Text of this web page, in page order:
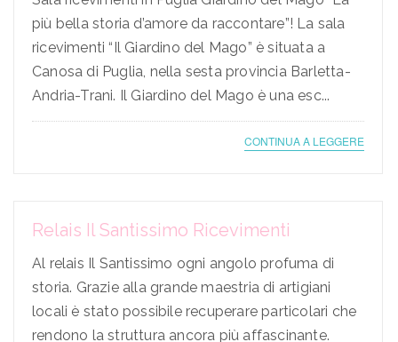
più bella storia d’amore da raccontare”! La sala
ricevimenti “Il Giardino del Mago” è situata a
Canosa di Puglia, nella sesta provincia Barletta-
Andria-Trani. Il Giardino del Mago è una esc...
CONTINUA A LEGGERE
Relais Il Santissimo Ricevimenti
Al relais Il Santissimo ogni angolo profuma di
storia. Grazie alla grande maestria di artigiani
locali è stato possibile recuperare particolari che
rendono la struttura ancora più affascinante.